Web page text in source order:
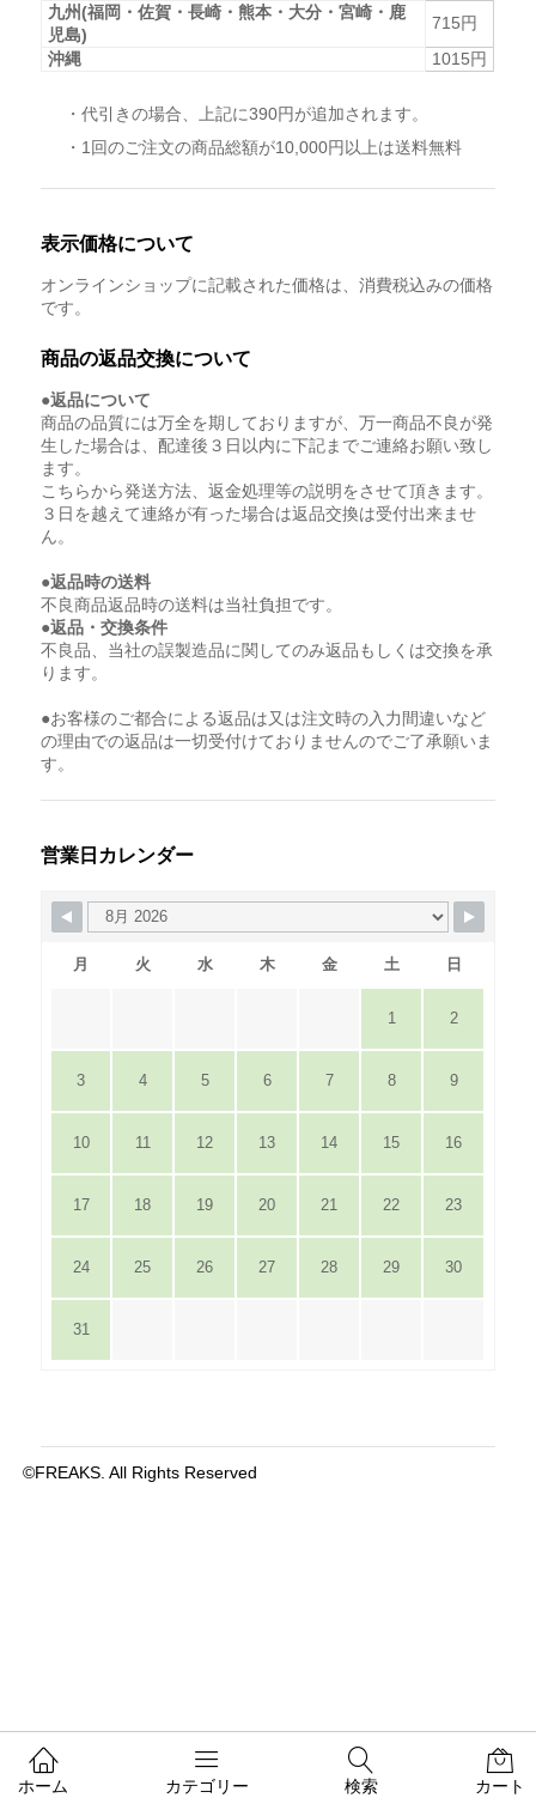
九州(福岡・佐賀・長崎・熊本・大分・宮崎・鹿
児島)
715円
沖縄
1015円
・代引きの場合、上記に390円が追加されます。
・1回のご注文の商品総額が10,000円以上は送料無料
表示価格について
オンラインショップに記載された価格は、消費税込みの価格
です。
商品の返品交換について
●返品について
商品の品質には万全を期しておりますが、万一商品不良が発
生した場合は、配達後３日以内に下記までご連絡お願い致し
ます。
こちらから発送方法、返金処理等の説明をさせて頂きます。
３日を越えて連絡が有った場合は返品交換は受付出来ませ
ん。
●返品時の送料
不良商品返品時の送料は当社負担です。
●返品・交換条件
不良品、当社の誤製造品に関してのみ返品もしくは交換を承
ります。
●お客様のご都合による返品は又は注文時の入力間違いなど
の理由での返品は一切受付けておりませんのでご了承願いま
す。
営業日カレンダー
月 火 水 木 金 土 日
1 2
3 4 5 6 7 8 9
10 11 12 13 14 15 16
17 18 19 20 21 22 23
24 25 26 27 28 29 30
31
©FREAKS. All Rights Reserved
ホーム カテゴリー 検索 カート